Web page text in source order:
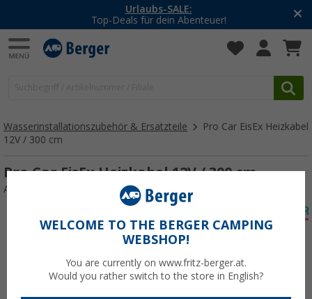
Urlaubs-SALE:
Top-Deals für dein Abenteuer!
Wasserinstallationszubehör & Ersatzteile
Pro Car EisEx Heizkabel
12V / 300 cm
Pro Car EisEx Heizkabel 12V / 300 cm
Art.-Nr.: 479490
WELCOME TO THE BERGER CAMPING
WEBSHOP!
You are currently on www.fritz-berger.at.
Would you rather switch to the store in English?